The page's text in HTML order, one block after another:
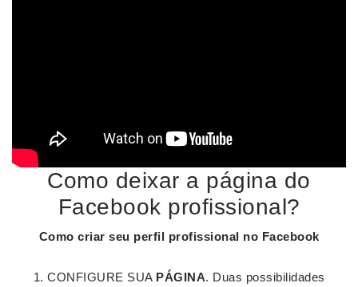
Como deixar a página do
Facebook profissional?
Como criar seu perfil profissional no Facebook
CONFIGURE SUA PÁGINA. Duas possibilidades